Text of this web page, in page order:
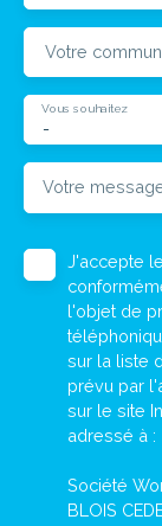
Votre
-
Vous souhaitez
Votre
J'accepte
l'objet de
sur la liste
prévu par
sur le site
adressé à :
Société
BLOIS